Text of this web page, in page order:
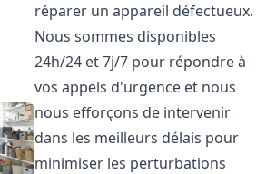
réparer un appareil défectueux.
Nous sommes disponibles
24h/24 et 7j/7 pour répondre à
vos appels d'urgence et nous
nous efforçons de intervenir
dans les meilleurs délais pour
minimiser les perturbations